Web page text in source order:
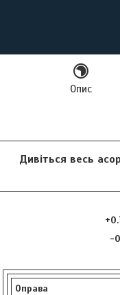
Опис
Дивіться весь
-
Оправа